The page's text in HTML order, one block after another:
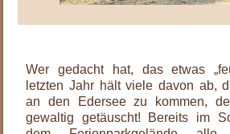
Wer gedacht hat, das etwas
letzten Jahr hält viele davon ab,
an den Edersee zu kommen,
gewaltig getäuscht! Bereits im